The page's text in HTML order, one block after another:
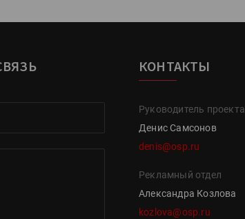
КОНТАКТЫ
Руководитель проекта
Денис Самсонов
denis@osp.ru
Рекламный отдел
Александра Козлова
kozlova@osp.ru